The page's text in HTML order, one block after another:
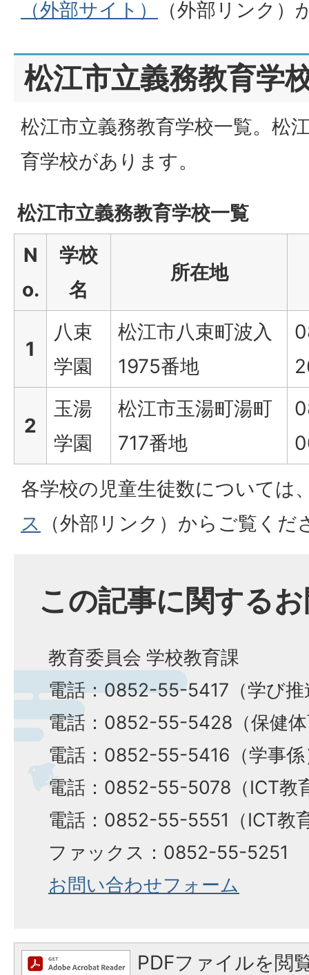
（外部サイト） （外部リンク）
松江市立義務教育学
松江市立義務教育学校一覧。松
育学校があります。
松江市立義務教育学校一覧
N
o.
学校
名
所在地
1
八束
学園
松江市八束町波入
1975番地
2
玉湯
学園
松江市玉湯町湯町
717番地
各学校の児童生徒数については
ス
（外部リンク） からご覧くだ
この記事に関する
教育委員会 学校教育課
電話：0852-55-5417（学び推
電話：0852-55-5428（保健
電話：0852-55-5416（学事係
電話：0852-55-5078（ICT教
電話：0852-55-5551（ICT教
ファックス：0852-55-5251
お問い合わせフォーム
PDFファイルを閲